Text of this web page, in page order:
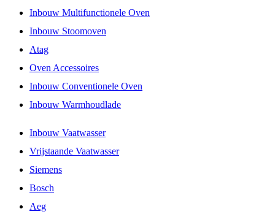
Inbouw Multifunctionele Oven
Inbouw Stoomoven
Atag
Oven Accessoires
Inbouw Conventionele Oven
Inbouw Warmhoudlade
Inbouw Vaatwasser
Vrijstaande Vaatwasser
Siemens
Bosch
Aeg